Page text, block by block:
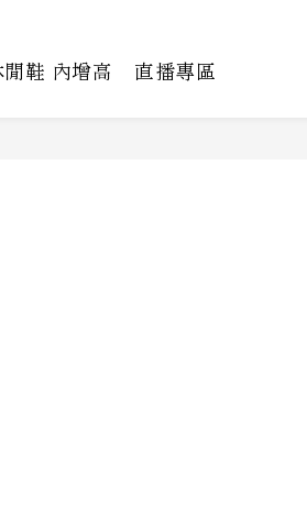
鞋 內增高 直播專區